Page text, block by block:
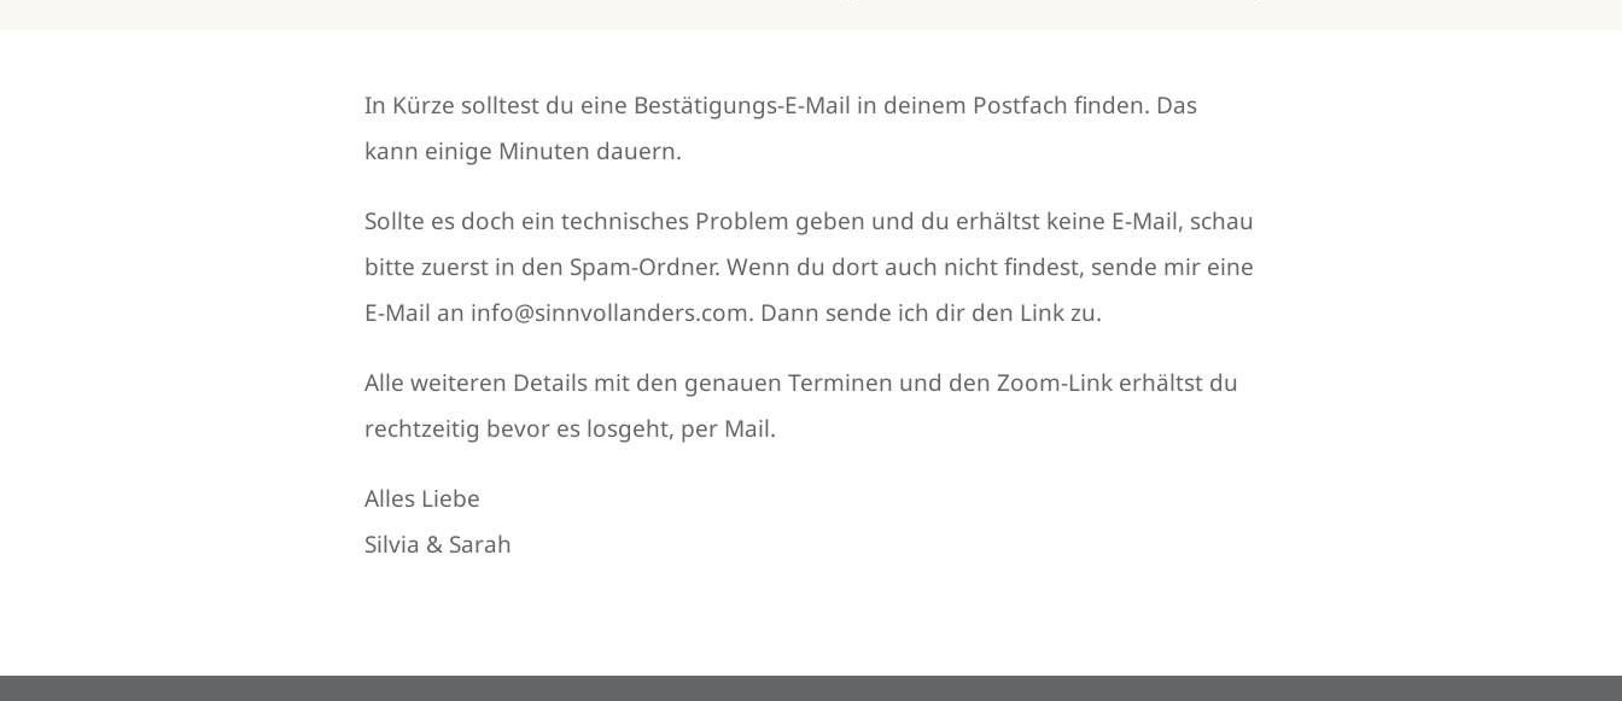
In Kürze solltest du eine Bestätigungs-E-Mail in deinem Postfach finden. Das
kann einige Minuten dauern.
Sollte es doch ein technisches Problem geben und du erhältst keine E-Mail, schau
bitte zuerst in den Spam-Ordner. Wenn du dort auch nicht findest, sende mir eine
E-Mail an info@sinnvollanders.com. Dann sende ich dir den Link zu.
Alle weiteren Details mit den genauen Terminen und den Zoom-Link erhältst du
rechtzeitig bevor es losgeht, per Mail.
Alles Liebe
Silvia & Sarah